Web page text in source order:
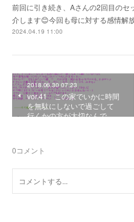
前回に引き続き、Aさんの2回目のセ
介します😊今回も母に対する感情解
2024.04.19 11:00
2018.06.30 07:23
vor.41 この家でいかに時間
を無駄にしないで過ごして
行くかの方が大切なんで…
0コメント